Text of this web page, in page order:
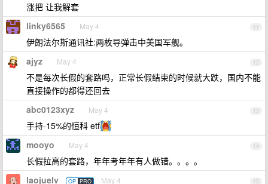
涨把 让我解套
11
linky6565 May 4
伊朗法尔斯通讯社:两枚导弹击中美国军舰。
12
ajyz May 4
不是每次长假的套路吗，正常长假结束的时候就大跌，国内不能
直接操作的都得还回去
13
abc0123xyz May 4
手持-15%的恒科 etf
14
mooyo May 4
长假拉高的套路，年年考年年有人做错。。。。
15
laojuelv OP PRO May 4